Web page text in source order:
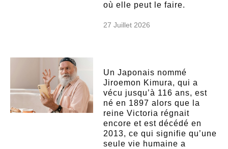
où elle peut le faire.
27 Juillet 2026
Un Japonais nommé
Jiroemon Kimura, qui a
vécu jusqu’à 116 ans, est
né en 1897 alors que la
reine Victoria régnait
encore et est décédé en
2013, ce qui signifie qu’une
seule vie humaine a